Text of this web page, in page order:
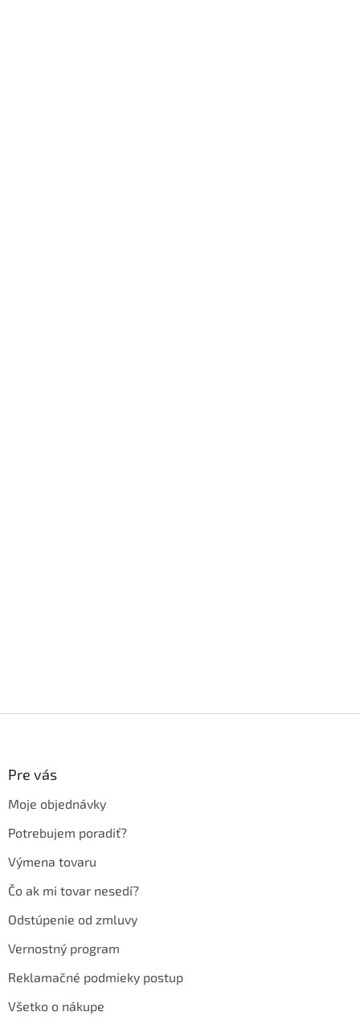
Pre vás
Moje objednávky
Potrebujem poradiť?
Výmena tovaru
Čo ak mi tovar nesedí?
Odstúpenie od zmluvy
Vernostný program
Reklamačné podmieky postup
Všetko o nákupe